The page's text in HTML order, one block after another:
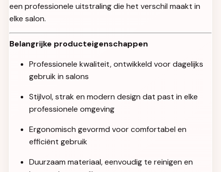
een professionele uitstraling die het verschil maakt in
elke salon.
Belangrijke producteigenschappen
Professionele kwaliteit, ontwikkeld voor dagelijks
gebruik in salons
Stijlvol, strak en modern design dat past in elke
professionele omgeving
Ergonomisch gevormd voor comfortabel en
efficiënt gebruik
Duurzaam materiaal, eenvoudig te reinigen en